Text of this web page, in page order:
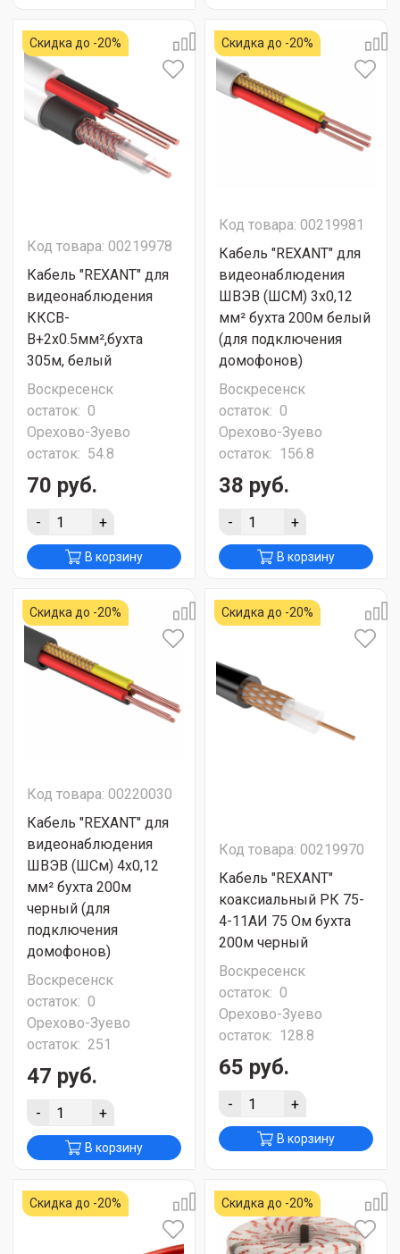
Скидка до -20%
Код товара: 00219978
Кабель "REXANT" для
видеонаблюдения
ККСВ-
В+2х0.5мм²,бухта
305м, белый
Воскресенск
остаток: 0
Орехово-Зуево
остаток: 54.8
70 руб.
- +
В корзину
Скидка до -20%
Код товара: 00219981
Кабель "REXANT" для
видеонаблюдения
ШВЭВ (ШСМ) 3x0,12
мм² бухта 200м белый
(для подключения
домофонов)
Воскресенск
остаток: 0
Орехово-Зуево
остаток: 156.8
38 руб.
- +
В корзину
Скидка до -20%
Код товара: 00220030
Кабель "REXANT" для
видеонаблюдения
ШВЭВ (ШСм) 4x0,12
мм² бухта 200м
черный (для
подключения
домофонов)
Воскресенск
остаток: 0
Орехово-Зуево
остаток: 251
47 руб.
- +
В корзину
Скидка до -20%
Код товара: 00219970
Кабель "REXANT"
коаксиальный РК 75-
4-11АИ 75 Ом бухта
200м черный
Воскресенск
остаток: 0
Орехово-Зуево
остаток: 128.8
65 руб.
- +
В корзину
Скидка до -20% Скидка до -20%